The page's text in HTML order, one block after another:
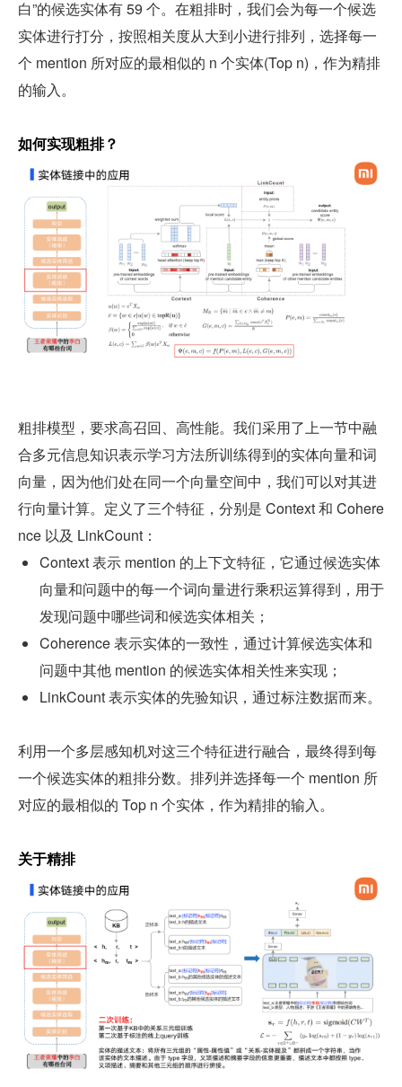
白”的候选实体有 59 个。在粗排时，我们会为每一个候选
实体进行打分，按照相关度从大到小进行排列，选择每一
个 mention 所对应的最相似的 n 个实体(Top n)，作为精排
的输入。
如何实现粗排？
粗排模型，要求高召回、高性能。我们采用了上一节中融
合多元信息知识表示学习方法所训练得到的实体向量和词
向量，因为他们处在同一个向量空间中，我们可以对其进
行向量计算。定义了三个特征，分别是 Context 和 Cohere
nce 以及 LinkCount：
Context 表示 mention 的上下文特征，它通过候选实体
向量和问题中的每一个词向量进行乘积运算得到，用于
发现问题中哪些词和候选实体相关；
Coherence 表示实体的一致性，通过计算候选实体和
问题中其他 mention 的候选实体相关性来实现；
LinkCount 表示实体的先验知识，通过标注数据而来。
利用一个多层感知机对这三个特征进行融合，最终得到每
一个候选实体的粗排分数。排列并选择每一个 mention 所
对应的最相似的 Top n 个实体，作为精排的输入。
关于精排